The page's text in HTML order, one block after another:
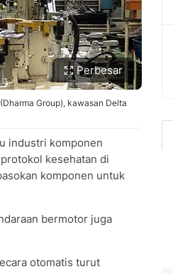
Perbesar
Group), kawasan Delta
industri komponen
kesehatan di
komponen untuk
bermotor juga
otomatis turut